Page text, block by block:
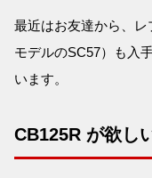
最近はお友達から、
モデルのSC57）も入
います。
CB125R が欲し